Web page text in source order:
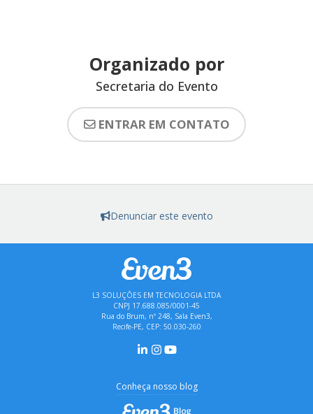
Organizado por
Secretaria do Evento
ENTRAR EM CONTATO
Denunciar este evento
L3 SOLUÇÕES EM TECNOLOGIA LTDA
CNPJ 17.688.085/0001-45
Rua do Brum, nº 248, Sala Even3,
Recife-PE, CEP: 50.030-260
Conheça nosso blog